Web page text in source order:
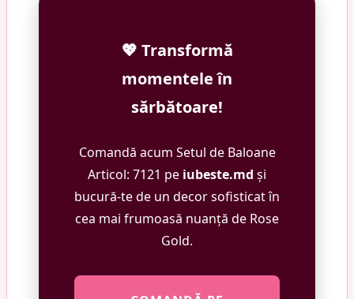
💖 Transformă
momentele în
sărbătoare!
Comandă acum Setul de Baloane
Articol: 7121 pe iubeste.md și
bucură-te de un decor sofisticat în
cea mai frumoasă nuanță de Rose
Gold.